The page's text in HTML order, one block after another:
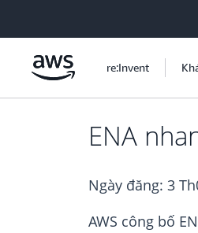
re:Invent
ENA
Ngày đăng: 3
AWS công bố